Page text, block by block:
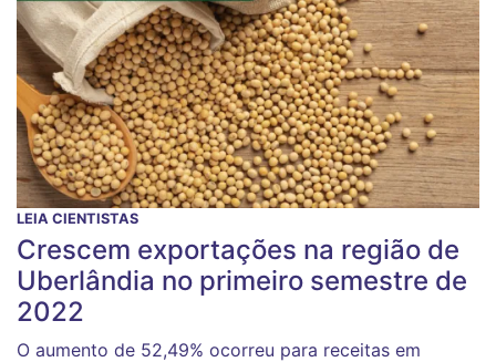
LEIA CIENTISTAS
Crescem exportações na região de
Uberlândia no primeiro semestre de
2022
O aumento de 52,49% ocorreu para receitas em